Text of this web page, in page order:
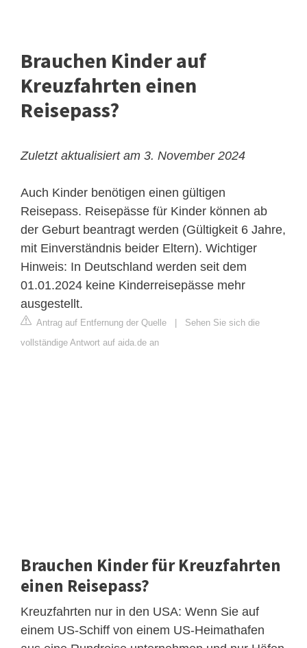
Brauchen Kinder auf
Kreuzfahrten einen
Reisepass?
Zuletzt aktualisiert am 3. November 2024
Auch Kinder benötigen einen gültigen
Reisepass. Reisepässe für Kinder können ab
der Geburt beantragt werden (Gültigkeit 6 Jahre,
mit Einverständnis beider Eltern). Wichtiger
Hinweis: In Deutschland werden seit dem
01.01.2024 keine Kinderreisepässe mehr
ausgestellt.
Antrag auf Entfernung der Quelle
Sehen Sie sich die
vollständige Antwort auf aida.de an
Brauchen Kinder für Kreuzfahrten
einen Reisepass?
Kreuzfahrten nur in den USA: Wenn Sie auf
einem US-Schiff von einem US-Heimathafen